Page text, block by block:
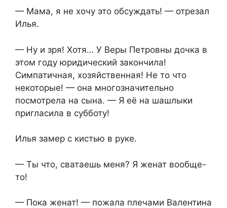
— Мама, я не хочу это обсуждать! — отрезал
Илья.
— Ну и зря! Хотя… У Веры Петровны дочка в
этом году юридический закончила!
Симпатичная, хозяйственная! Не то что
некоторые! — она многозначительно
посмотрела на сына. — Я её на шашлыки
пригласила в субботу!
Илья замер с кистью в руке.
— Ты что, сватаешь меня? Я женат вообще-
то!
— Пока женат! — пожала плечами Валентина